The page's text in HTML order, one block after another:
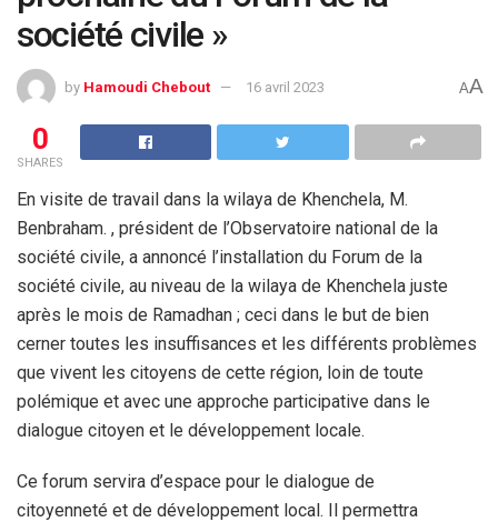
société civile »
by Hamoudi Chebout 16 avril 2023 AA
0
SHARES
En visite de travail dans la wilaya de Khenchela, M.
Benbraham. , président de l’Observatoire national de la
société civile, a annoncé l’installation du Forum de la
société civile, au niveau de la wilaya de Khenchela juste
après le mois de Ramadhan ; ceci dans le but de bien
cerner toutes les insuffisances et les différents problèmes
que vivent les citoyens de cette région, loin de toute
polémique et avec une approche participative dans le
dialogue citoyen et le développement locale.
Ce forum servira d’espace pour le dialogue de
citoyenneté et de développement local. Il permettra